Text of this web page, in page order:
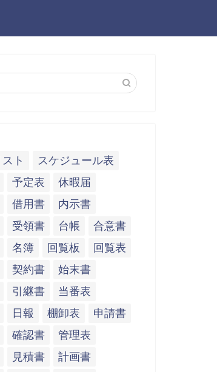
ト
スケジュール表
予定表
休暇届
借用書
内示書
受領書 台帳
合意書
名簿 回覧板
回覧表
契約書
始末書
引継書
当番表
日報 棚卸表
申請書
確認書
管理表
見積書
計画書